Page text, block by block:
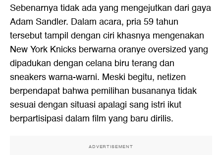
Sebenarnya tidak ada yang mengejutkan dari gaya
Adam Sandler. Dalam acara, pria 59 tahun
tersebut tampil dengan ciri khasnya mengenakan
New York Knicks berwarna oranye oversized yang
dipadukan dengan celana biru terang dan
sneakers warna-warni. Meski begitu, netizen
berpendapat bahwa pemilihan busananya tidak
sesuai dengan situasi apalagi sang istri ikut
berpartisipasi dalam film yang baru dirilis.
ADVERTISEMENT